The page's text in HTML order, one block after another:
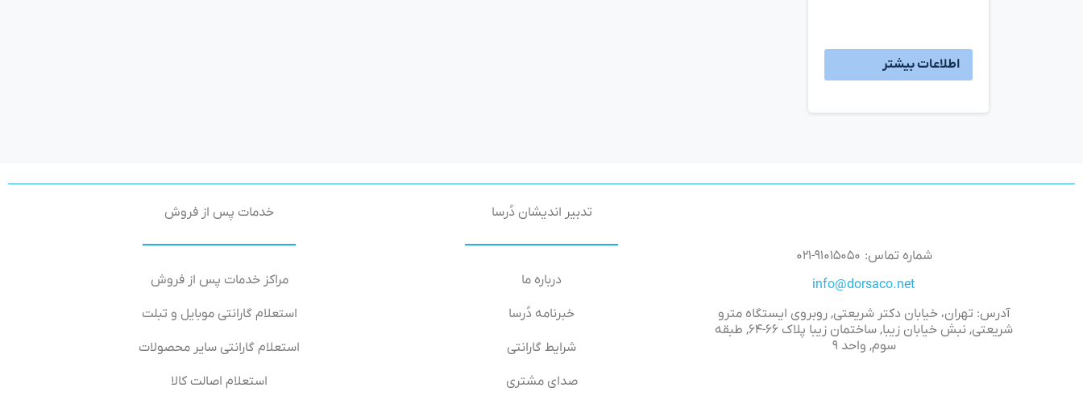
اطلاعات بیشتر
شماره تماس: ۹۱۰۱۵۰۵۰-۰۲۱
آدرس: تهران، خیابان دکتر شریعتی, روبروی ایستگاه مترو
شریعتی, نبش خیابان زیبا, ساختمان زیبا پلاک ۶۶-۶۴, طبقه
سوم, واحد ۹
تدبیر اندیشان دُرسا
درباره ما
خبرنامه دُرسا
شرایط گارانتی
صدای مشتری
خدمات پس از فروش
مراکز خدمات پس از فروش
استعلام گارانتی موبایل و تبلت
استعلام گارانتی سایر محصولات
استعلام اصالت کالا